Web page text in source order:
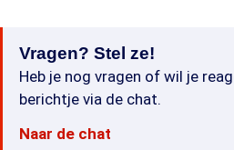
Vragen? Stel ze!
Heb je nog vragen of wil je
berichtje via de chat.
Naar de chat